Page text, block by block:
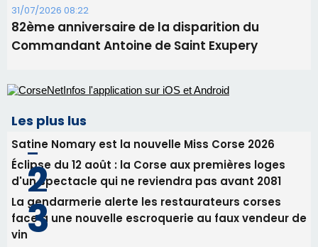
31/07/2026 08:22
82ème anniversaire de la disparition du
Commandant Antoine de Saint Exupery
Les plus lus
Satine Nomary est la nouvelle Miss Corse 2026
Éclipse du 12 août : la Corse aux premières loges
d'un spectacle qui ne reviendra pas avant 2081
La gendarmerie alerte les restaurateurs corses
face à une nouvelle escroquerie au faux vendeur de
vin